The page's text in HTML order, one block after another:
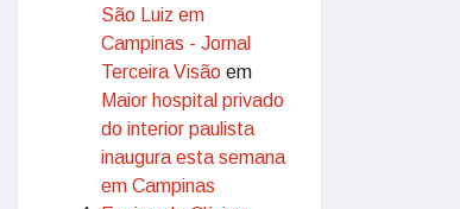
São Luiz em
Campinas - Jornal
Terceira Visão em
Maior hospital privado
do interior paulista
inaugura esta semana
em Campinas